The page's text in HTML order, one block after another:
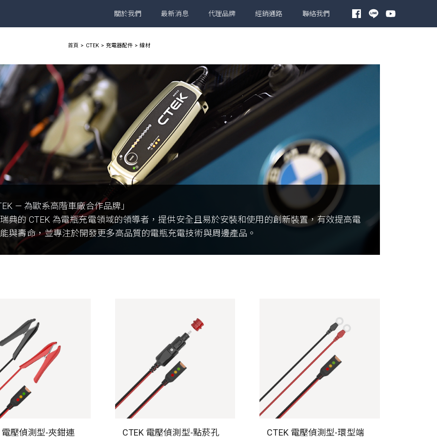
關於我們 最新消息 代理品牌 經銷通路 聯絡我們
首頁 CTEK 充電器配件 線材
— 為歐系高階車廠合作品牌」
典的 CTEK 為電瓶充電領域的領導者，提供安全且易於安裝和使用的創新裝置，有效提高電
與壽命，並專注於開發更多高品質的電瓶充電技術與周邊產品。
電壓偵測型-夾鉗連
CTEK 電壓偵測型-點菸孔
CTEK 電壓偵測型-環型端